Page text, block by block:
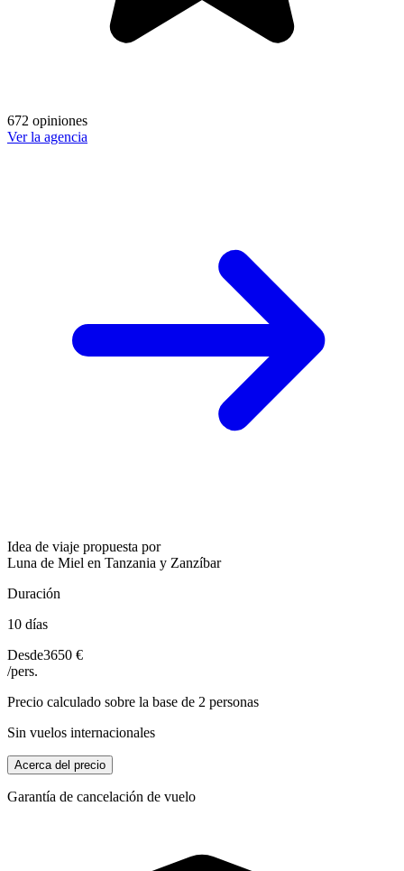
672 opiniones
Ver la agencia
Idea de viaje propuesta por
Luna de Miel en Tanzania y Zanzíbar
Duración
10 días
Desde3650 €
/pers.
Precio calculado sobre la base de 2 personas
Sin vuelos internacionales
Acerca del precio
Garantía de cancelación de vuelo